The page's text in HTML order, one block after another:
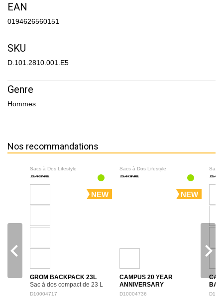
EAN
0194626560151
SKU
D.101.2810.001.E5
Genre
Hommes
Nos recommandations
Sacs à Dos Lifestyle
NEW
GROM BACKPACK 23L
Sac à dos compact de 23 L
adapté aux jeunes
D10004717
Sacs à Dos Lifestyle
NEW
CAMPUS 20 YEAR
ANNIVERSARY
BACKPACK 28L
D10004736
Sacs
navigate_before navigate_next